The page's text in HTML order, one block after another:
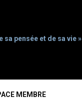
sa pensée et de sa vie »
MEMBRE